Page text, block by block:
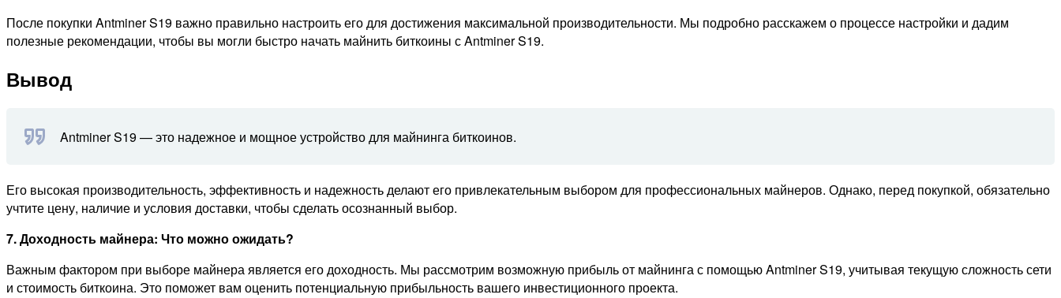
После покупки Antminer S19 важно правильно настроить его для достижения максимальной производительности. Мы подробно расскажем о процессе настройки и дадим
полезные рекомендации, чтобы вы могли быстро начать майнить биткоины с Antminer S19.
Вывод
Antminer S19 — это надежное и мощное устройство для майнинга биткоинов.
Его высокая производительность, эффективность и надежность делают его привлекательным выбором для профессиональных майнеров. Однако, перед покупкой, обязательно
учтите цену, наличие и условия доставки, чтобы сделать осознанный выбор.
7. Доходность майнера: Что можно ожидать?
Важным фактором при выборе майнера является его доходность. Мы рассмотрим возможную прибыль от майнинга с помощью Antminer S19, учитывая текущую сложность сети
и стоимость биткоина. Это поможет вам оценить потенциальную прибыльность вашего инвестиционного проекта.